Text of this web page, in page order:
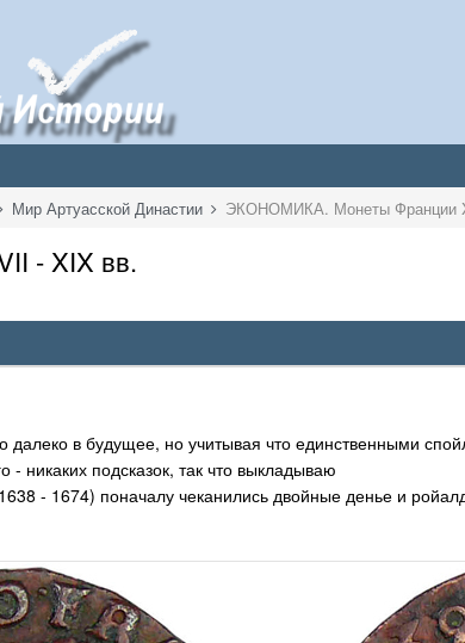
Мир Артуасской Династии ЭКОНОМИКА. Монеты Франции
- XIX вв.
далеко в будущее, но учитывая что единственными
- никаких подсказок, так что выкладываю
- 1674) поначалу чеканились двойные денье и